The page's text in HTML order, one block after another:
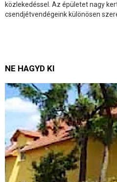
közlekedéssel. Az épületet nagy
csendjétvendégeink különösen
NE HAGYD KI